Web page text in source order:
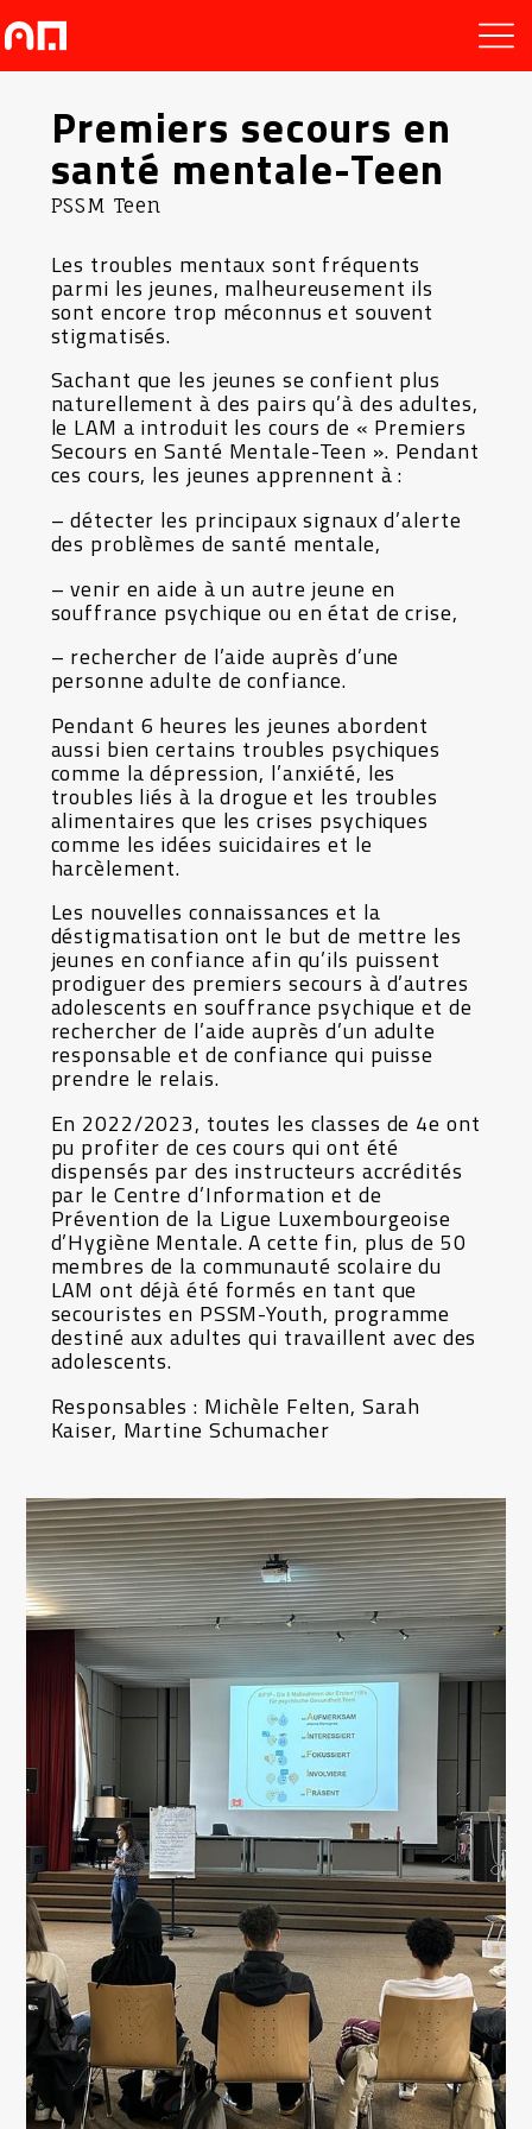
Premiers secours en
santé mentale-Teen
PSSM Teen
Les troubles mentaux sont fréquents
parmi les jeunes, malheureusement ils
sont encore trop méconnus et souvent
stigmatisés.
Sachant que les jeunes se confient plus
naturellement à des pairs qu’à des adultes,
le LAM a introduit les cours de « Premiers
Secours en Santé Mentale-Teen ». Pendant
ces cours, les jeunes apprennent à :
– détecter les principaux signaux d’alerte
des problèmes de santé mentale,
– venir en aide à un autre jeune en
souffrance psychique ou en état de crise,
– rechercher de l’aide auprès d’une
personne adulte de confiance.
Pendant 6 heures les jeunes abordent
aussi bien certains troubles psychiques
comme la dépression, l’anxiété, les
troubles liés à la drogue et les troubles
alimentaires que les crises psychiques
comme les idées suicidaires et le
harcèlement.
Les nouvelles connaissances et la
déstigmatisation ont le but de mettre les
jeunes en confiance afin qu’ils puissent
prodiguer des premiers secours à d’autres
adolescents en souffrance psychique et de
rechercher de l’aide auprès d’un adulte
responsable et de confiance qui puisse
prendre le relais.
En 2022/2023, toutes les classes de 4e ont
pu profiter de ces cours qui ont été
dispensés par des instructeurs accrédités
par le Centre d’Information et de
Prévention de la Ligue Luxembourgeoise
d’Hygiène Mentale. A cette fin, plus de 50
membres de la communauté scolaire du
LAM ont déjà été formés en tant que
secouristes en PSSM-Youth, programme
destiné aux adultes qui travaillent avec des
adolescents.
Responsables : Michèle Felten, Sarah
Kaiser, Martine Schumacher